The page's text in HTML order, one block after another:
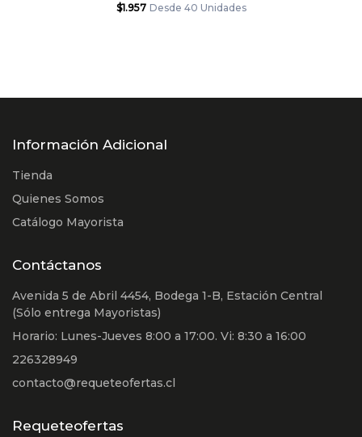
$1.957 Desde 40 Unidades
Información Adicional
Tienda
Quienes Somos
Catálogo Mayorista
Contáctanos
Avenida 5 de Abril 4454, Bodega 1-B, Estación Central
(Sólo entrega Mayoristas)
Horario: Lunes-Jueves 8:00 a 17:00. Vi: 8:30 a 16:00
226328949
contacto@requeteofertas.cl
Requeteofertas